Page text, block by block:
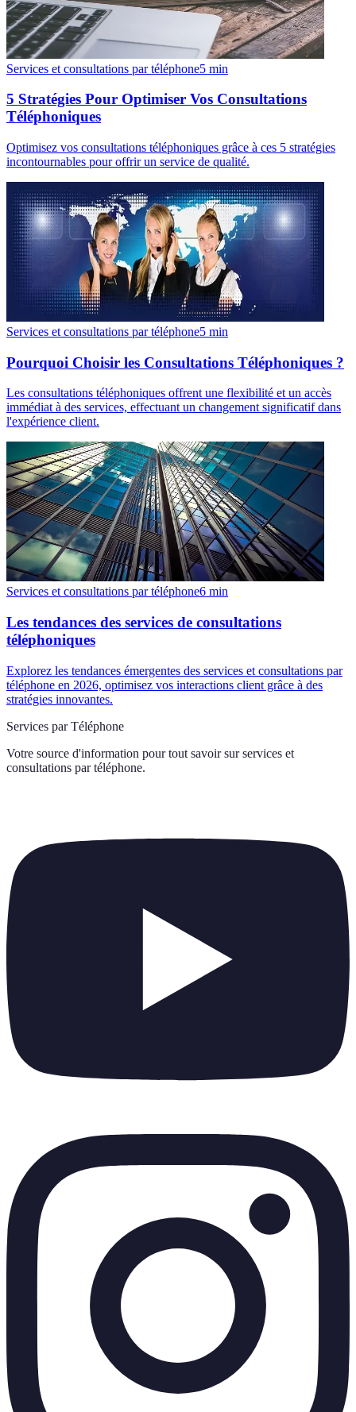
Services et consultations par téléphone5 min
5 Stratégies Pour Optimiser Vos Consultations
Téléphoniques
Optimisez vos consultations téléphoniques grâce à ces 5 stratégies
incontournables pour offrir un service de qualité.
Services et consultations par téléphone5 min
Pourquoi Choisir les Consultations Téléphoniques ?
Les consultations téléphoniques offrent une flexibilité et un accès
immédiat à des services, effectuant un changement significatif dans
l'expérience client.
Services et consultations par téléphone6 min
Les tendances des services de consultations
téléphoniques
Explorez les tendances émergentes des services et consultations par
téléphone en 2026, optimisez vos interactions client grâce à des
stratégies innovantes.
Services par Téléphone
Votre source d'information pour tout savoir sur services et
consultations par téléphone.